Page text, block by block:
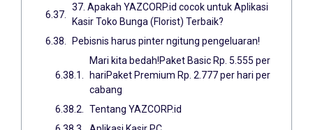
37. Apakah YAZCORP.id cocok untuk Aplikasi
Kasir Toko Bunga (Florist) Terbaik?
Pebisnis harus pinter ngitung pengeluaran!
Mari kita bedah!Paket Basic Rp. 5.555 per
hariPaket Premium Rp. 2.777 per hari per
cabang
Tentang YAZCORP.id